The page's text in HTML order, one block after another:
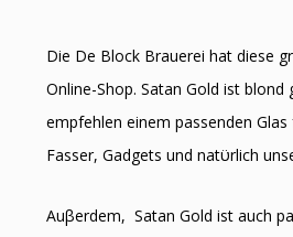
Die De Block Brauerei hat diese
Online-Shop. Satan Gold ist blond
empfehlen einem passenden
Fasser, Gadgets und natϋrlich
Auβerdem, Satan Gold ist auch